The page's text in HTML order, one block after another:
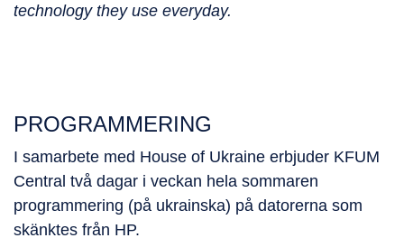
technology they use everyday.
PROGRAMMERING
I samarbete med House of Ukraine erbjuder KFUM
Central två dagar i veckan hela sommaren
programmering (på ukrainska) på datorerna som
skänktes från HP.